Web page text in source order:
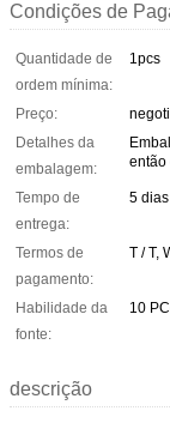
Condições de
Quantidade de
ordem mínima:
1pcs
Preço:
Detalhes da
embalagem:
então
Tempo de
entrega:
5
Termos de
pagamento:
T / T,
Habilidade da
fonte:
10
descrição